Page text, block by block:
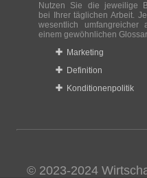
Nutzen Sie die jeweilige
bei Ihrer täglichen Arbeit.
wesentlich umfangreicher
einem gewöhnlichen
Marketing
Definition
Konditionenpolitik
© 2023-2024